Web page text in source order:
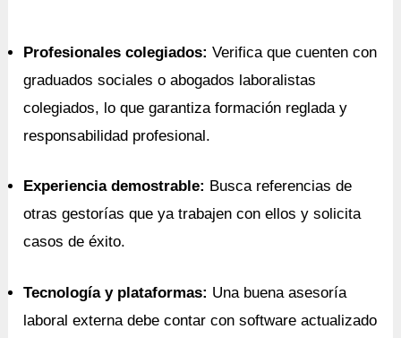
Profesionales colegiados: Verifica que cuenten con
graduados sociales o abogados laboralistas
colegiados, lo que garantiza formación reglada y
responsabilidad profesional.
Experiencia demostrable: Busca referencias de
otras gestorías que ya trabajen con ellos y solicita
casos de éxito.
Tecnología y plataformas: Una buena asesoría
laboral externa debe contar con software actualizado